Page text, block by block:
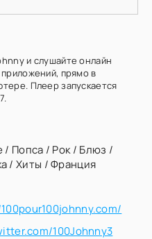
и слушайте онлайн
прямо в
Плеер запускается
/ Попса / Рок/ Блюз /
/Хиты /Франция
100Johnny3